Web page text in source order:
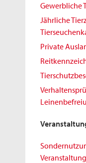
Gewerbliche
Jährliche
Private